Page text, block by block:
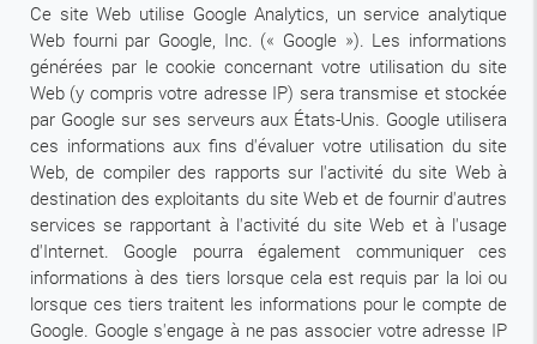
Ce site Web utilise Google Analytics, un service analytique
Web fourni par Google, Inc. (« Google »). Les informations
générées par le cookie concernant votre utilisation du site
Web (y compris votre adresse IP) sera transmise et stockée
par Google sur ses serveurs aux États-Unis. Google utilisera
ces informations aux fins d'évaluer votre utilisation du site
Web, de compiler des rapports sur l'activité du site Web à
destination des exploitants du site Web et de fournir d'autres
services se rapportant à l'activité du site Web et à l'usage
d'Internet. Google pourra également communiquer ces
informations à des tiers lorsque cela est requis par la loi ou
lorsque ces tiers traitent les informations pour le compte de
Google. Google s'engage à ne pas associer votre adresse IP